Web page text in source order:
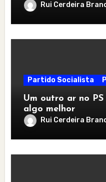
Rui Cerdeira
Partido Socialista
Um outro ar no
algo melhor
Rui Cerdeira